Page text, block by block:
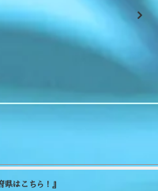
県はこちら！』